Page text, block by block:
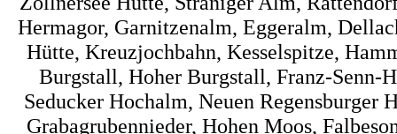
Hermagor, Garnitzenalm, Eggeralm,
Hütte, Kreuzjochbahn, Kesselspitze,
Burgstall, Hoher Burgstall, Franz-Senn-
Seducker Hochalm, Neuen Regensburger
Grabagrubennieder, Hohen Moos,